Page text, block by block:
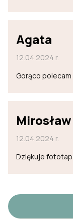
Agata
12.04.2024 r.
Gorąco polecam
Mirosław
12.04.2024 r.
Dziękuje